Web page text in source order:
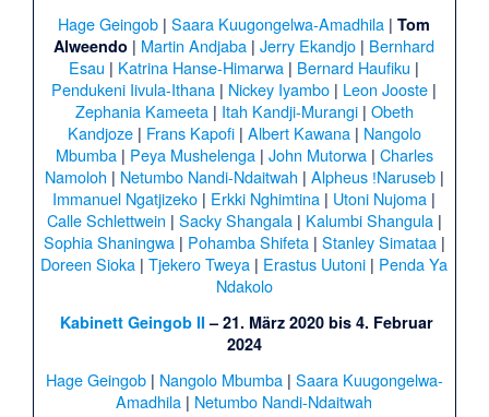
Hage Geingob |Saara Kuugongelwa-Amadhila |Tom
Alweendo | Martin Andjaba |Jerry Ekandjo | Bernhard
Esau | Katrina Hanse-Himarwa | Bernard Haufiku |
Pendukeni Iivula-Ithana | Nickey Iyambo | Leon Jooste |
Zephania Kameeta| Itah Kandji-Murangi| Obeth
Kandjoze| Frans Kapofi| Albert Kawana| Nangolo
Mbumba| Peya Mushelenga| John Mutorwa| Charles
Namoloh | Netumbo Nandi-Ndaitwah | Alpheus ǃNaruseb|
Immanuel Ngatjizeko | Erkki Nghimtina | Utoni Nujoma |
Calle Schlettwein | Sacky Shangala| Kalumbi Shangula|
Sophia Shaningwa| Pohamba Shifeta| Stanley Simataa|
Doreen Sioka |Tjekero Tweya | Erastus Uutoni | Penda Ya
Ndakolo
Kabinett Geingob II – 21. März 2020 bis 4. Februar
2024
Hage Geingob| Nangolo Mbumba| Saara Kuugongelwa-
Amadhila | Netumbo Nandi-Ndaitwah